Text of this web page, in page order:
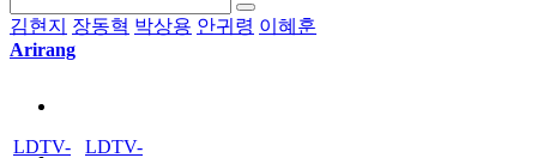
김현지 장동혁 박상용 안귀령 이혜훈
Arirang
LDTV-
LDTV-